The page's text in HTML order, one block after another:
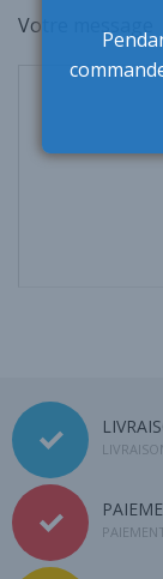
Votre message